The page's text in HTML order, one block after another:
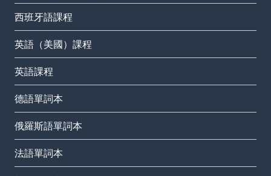
西班牙語課程
英語（美國）課程
英語課程
德語單詞本
俄羅斯語單詞本
法語單詞本